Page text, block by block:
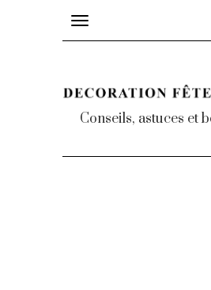
Toggle
navigation
Conseils, astuces et